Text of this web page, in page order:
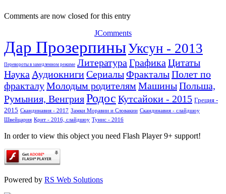
Comments are now closed for this entry
JComments
Дар ПрозерпиныУксун - 2013
Перевороты в замедленном режиме Литература Графика Цитаты
Наука АудиокнигиСериалыФракталыПолет по
фракталуМолодым родителям МашиныПольша,
Румыния, ВенгрияРодос Кутсайоки - 2015 Греция -
2015 Скандинавия - 2017 Замки Моравии и Словакии Скандинавия - слайдшоу
Швейцария Крит - 2016, слайдшоу Тунис - 2016
In order to view this object you need Flash Player 9+ support!
Powered by RS Web Solutions